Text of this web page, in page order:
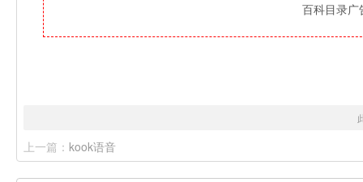
百科目录
上一篇： kook语音